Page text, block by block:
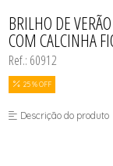
SEX SHOP
CALCINHAS
CAMISOLAS E
CONJUNTOS
PIJAMAS
SUTIÃS
BRILHO DE
COM CALCINHA
Ref.: 60912
25 % OFF
Descrição do produto